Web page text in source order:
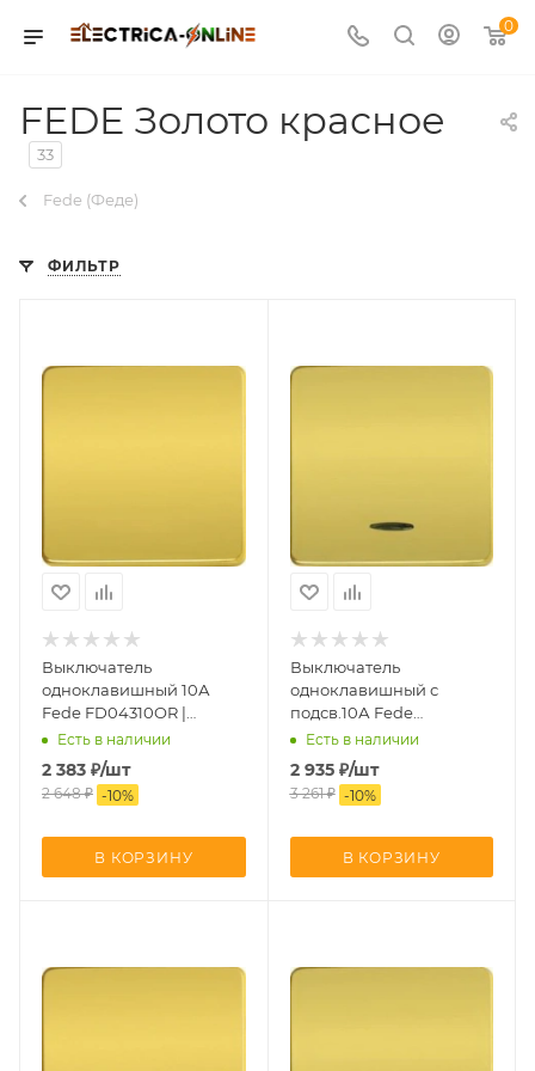
0
FEDE Золото красное
33
Fede (Феде)
ФИЛЬТР
Выключатель
одноклавишный 10А
Fede FD04310OR |
FD16505 | FD16-BAST
Есть в наличии
2 383 ₽/шт
2 648₽ -10%
В КОРЗИНУ
Выключатель
одноклавишный с
подсв.10А Fede
FD04312OR | FD16039-1 |
FD16505 | FD16-BAST
Есть в наличии
2 935₽/шт
3 261₽ -10%
В КОРЗИНУ